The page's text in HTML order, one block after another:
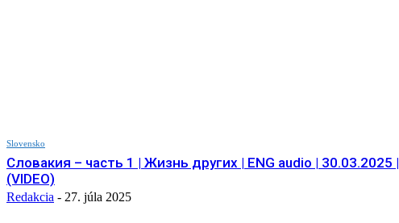
Slovensko
Словакия – часть 1 | Жизнь других | ENG audio | 30.03.2025 |
(VIDEO)
Redakcia - 27. júla 2025